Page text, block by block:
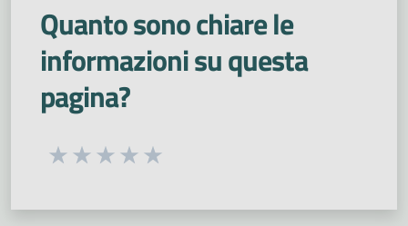
Quanto sono chiare le
informazioni su questa
pagina?
Seleziona una valutazione da 1 a 5 stelle